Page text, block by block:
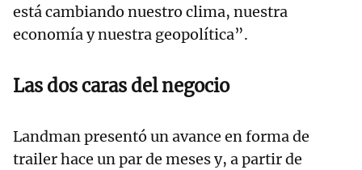
está cambiando nuestro clima, nuestra
economía y nuestra geopolítica”.
Las dos caras del negocio
Landman presentó un avance en forma de
trailer hace un par de meses y, a partir de